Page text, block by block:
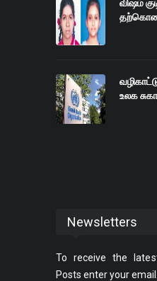
விஷம்
உலக
Newsletters
To receive the
Posts enter your email.